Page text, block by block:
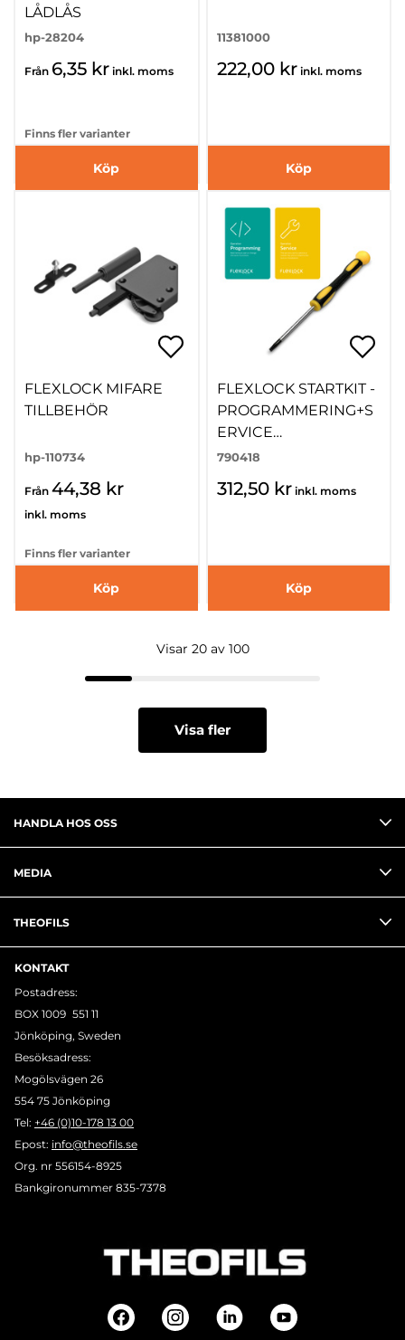
LÅDLÅS
hp-28204
Från 6,35 kr inkl. moms
Finns fler varianter
Köp
11381000
222,00 kr inkl. moms
Köp
FLEXLOCK MIFARE
TILLBEHÖR
hp-110734
Från 44,38 kr
inkl. moms
Finns fler varianter
Köp
FLEXLOCK STARTKIT -
PROGRAMMERING+S
ERVICE
KORT+SKRUVMEJSEL
790418
312,50 kr inkl. moms
Köp
Visar 20 av 100
Visa fler
HANDLA HOS OSS
MEDIA
THEOFILS
KONTAKT
Postadress:
BOX 1009 551 11
Jönköping, Sweden
Besöksadress:
Mogölsvägen 26
554 75 Jönköping
Tel: +46 (0)10-178 13 00
Epost: info@theofils.se
Org. nr 556154-8925
Bankgironummer 835-7378